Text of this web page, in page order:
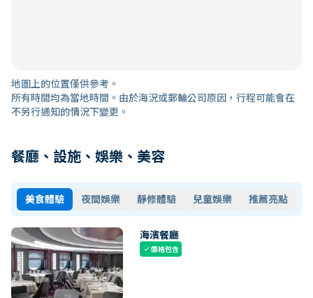
地圖上的位置僅供參考。
所有時間均為當地時間。由於海況或郵輪公司原因，行程可能會在
不另行通知的情況下變更。
餐廳、設施、娛樂、美容
美食體驗 夜間娛樂 靜修體驗 兒童娛樂 推薦亮點
海濱餐廳
check價格包含